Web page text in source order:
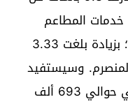
المطاعم
المدرسية أزيد من 879 ألف تلميذ؛ بزيادة بلغت 3.33
وسيستفيد
من خدمات النقل المدرسي المجاني حوالي 693 ألف